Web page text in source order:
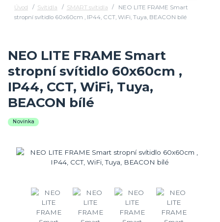
Úvod Svítidla SMART svítidla
NEO LITE FRAME Smart
stropní svítidlo 60x60cm , IP44, CCT, WiFi, Tuya, BEACON bílé
NEO LITE FRAME Smart
stropní svítidlo 60x60cm ,
IP44, CCT, WiFi, Tuya,
BEACON bílé
Novinka